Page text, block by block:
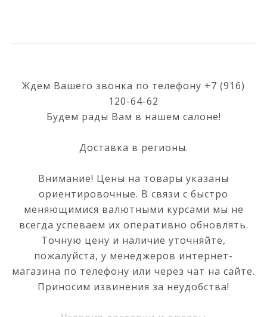
Ждем Вашего звонка по телефону +7 (916)
120-64-62
Будем рады Вам в нашем салоне!
Доставка в регионы.
Внимание! Цены на товары указаны
ориентировочные. В связи с быстро
меняющимися валютными курсами мы не
всегда успеваем их оперативно обновлять.
Точную цену и наличие уточняйте,
пожалуйста, у менеджеров интернет-
магазина по телефону или через чат на сайте.
Приносим извинения за неудобства!